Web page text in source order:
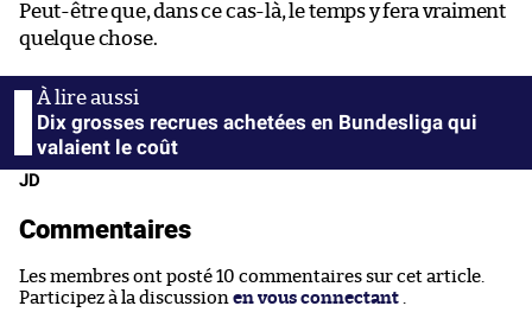
Peut-être que, dans ce cas-là, le temps y fera vraiment
quelque chose.
Dix grosses recrues achetées en Bundesliga qui
valaient le coût
JD
Commentaires
Les membres ont posté 10 commentaires sur cet article.
Participez à la discussion en vous connectant .